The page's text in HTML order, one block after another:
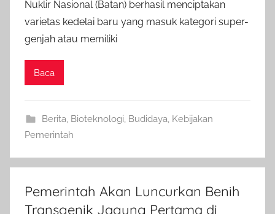
Nuklir Nasional (Batan) berhasil menciptakan
varietas kedelai baru yang masuk kategori super-
genjah atau memiliki
Baca
Berita, Bioteknologi, Budidaya, Kebijakan
Pemerintah
Pemerintah Akan Luncurkan Benih
Transgenik Jagung Pertama di